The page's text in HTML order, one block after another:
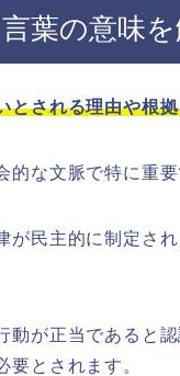
葉の意味を
とされる理由や根
的な文脈で特に重要
が民主的に制定さ
動が正当であると
要とされます。